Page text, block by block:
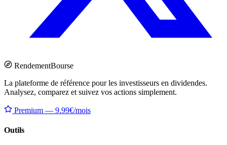
RendementBourse
La plateforme de référence pour les investisseurs en dividendes.
Analysez, comparez et suivez vos actions simplement.
Premium — 9.99€/mois
Outils